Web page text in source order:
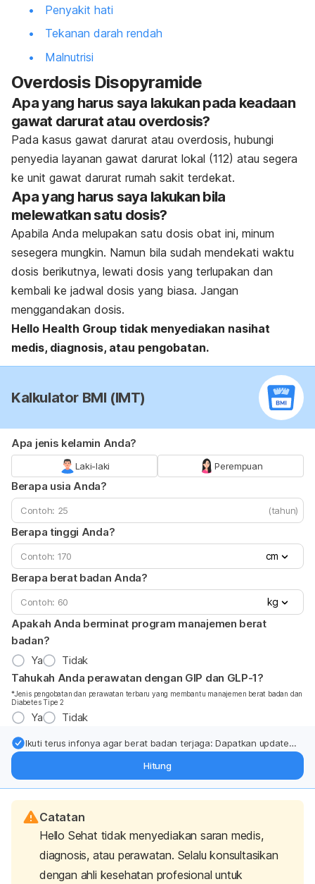
Penyakit hati
Tekanan darah rendah
Malnutrisi
Overdosis Disopyramide
Apa yang harus saya lakukan pada keadaan
gawat darurat atau overdosis?
Pada kasus gawat darurat atau overdosis, hubungi
penyedia layanan gawat darurat lokal (112) atau segera
ke unit gawat darurat rumah sakit terdekat.
Apa yang harus saya lakukan bila
melewatkan satu dosis?
Apabila Anda melupakan satu dosis obat ini, minum
sesegera mungkin. Namun bila sudah mendekati waktu
dosis berikutnya, lewati dosis yang terlupakan dan
kembali ke jadwal dosis yang biasa. Jangan
menggandakan dosis.
Hello Health Group tidak menyediakan nasihat
medis, diagnosis, atau pengobatan.
Kalkulator BMI (IMT)
Apa jenis kelamin Anda?
Laki-laki Perempuan
Berapa usia Anda?
(tahun)
Berapa tinggi Anda?
cm
Berapa berat badan Anda?
kg
Apakah Anda berminat program manajemen berat
badan?
Ya
Tidak
Tahukah Anda perawatan dengan GIP dan GLP-1?
*Jenis pengobatan dan perawatan terbaru yang membantu manajemen berat badan dan
Diabetes Tipe 2
Ya Tidak
Ikuti terus infonya agar berat badan terjaga: Dapatkan update
Hitung
Catatan
Hello Sehat tidak menyediakan saran medis,
diagnosis, atau perawatan. Selalu konsultasikan
dengan ahli kesehatan profesional untuk